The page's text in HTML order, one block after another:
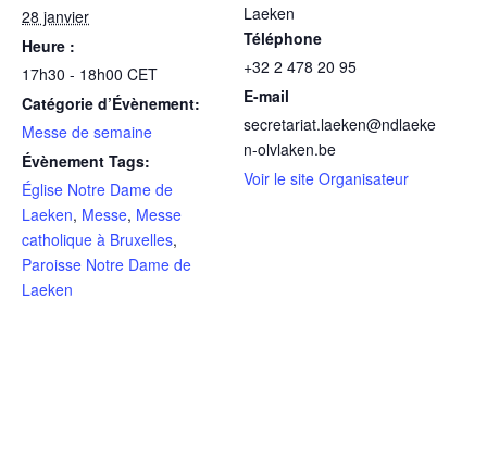
28 janvier
Heure :
17h30 - 18h00 CET
Catégorie d’Évènement:
Messe de semaine
Évènement Tags:
Église Notre Dame de
Laeken, Messe, Messe
catholique à Bruxelles,
Paroisse Notre Dame de
Laeken
Laeken
Téléphone
+32 2 478 20 95
E-mail
secretariat.laeken@ndlaeke
n-olvlaken.be
Voir le site Organisateur